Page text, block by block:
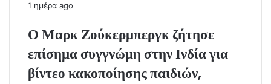
1 ημέρα ago
Ο Μαρκ Ζούκερμπεργκ ζήτησε
επίσημα συγγνώμη στην Ινδία για
βίντεο κακοποίησης παιδιών,